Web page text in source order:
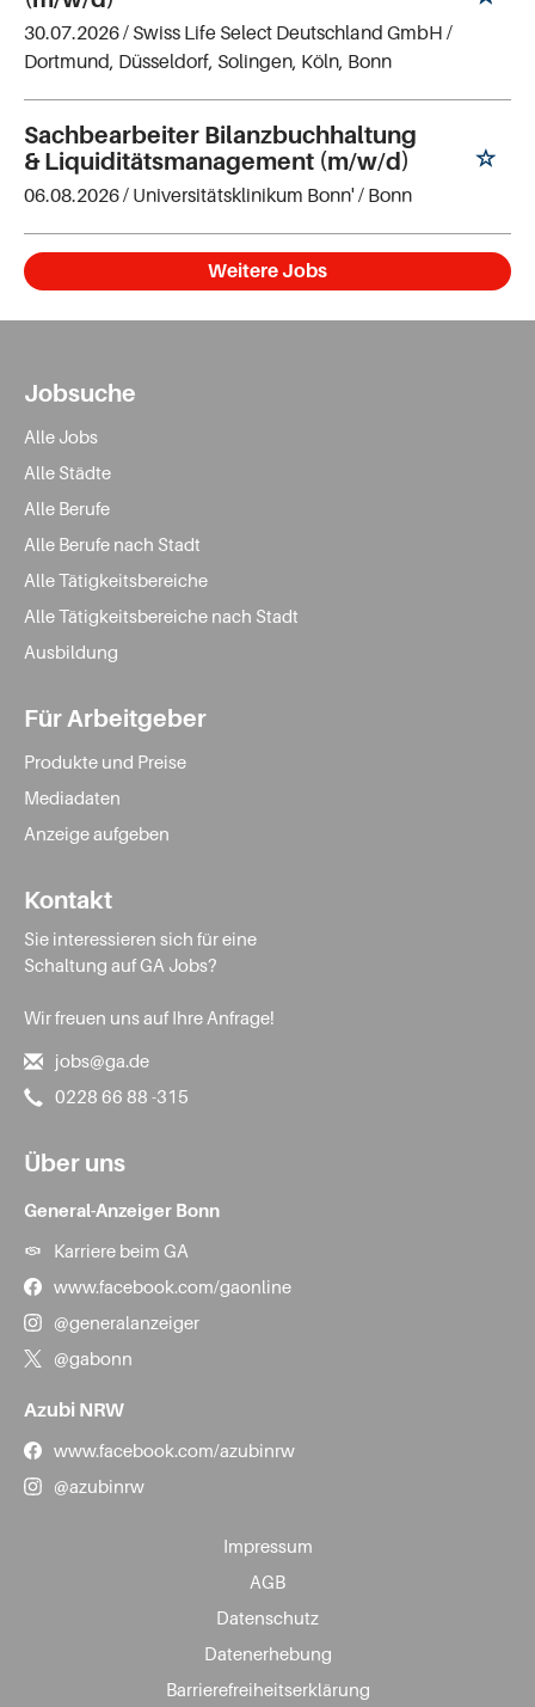
30.07.2026 / Swiss Life Select Deutschland GmbH /
Dortmund, Düsseldorf, Solingen, Köln, Bonn
Sachbearbeiter Bilanzbuchhaltung
& Liquiditätsmanagement (m/w/d)
06.08.2026 / Universitätsklinikum Bonn' / Bonn
Weitere Jobs
Jobsuche
Alle Jobs
Alle Städte
Alle Berufe
Alle Berufe nach Stadt
Alle Tätigkeitsbereiche
Alle Tätigkeitsbereiche nach Stadt
Ausbildung
Für Arbeitgeber
Produkte und Preise
Mediadaten
Anzeige aufgeben
Kontakt
Sie interessieren sich für eine
Schaltung auf GA Jobs?
Wir freuen uns auf Ihre Anfrage!
jobs@ga.de
0228 66 88 -315
Über uns
General-Anzeiger Bonn
Karriere beim GA
www.facebook.com/gaonline
@generalanzeiger
@gabonn
Azubi NRW
www.facebook.com/azubinrw
@azubinrw
Impressum
AGB
Datenschutz
Datenerhebung
Barrierefreiheitserklärung